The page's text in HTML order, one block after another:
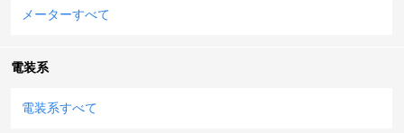
メーターすべて
電装系
電装系すべて